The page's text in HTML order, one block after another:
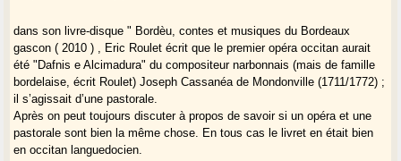
dans son livre-disque " Bordèu, contes et musiques du Bordeaux
gascon ( 2010 ) , Eric Roulet écrit que le premier opéra occitan aurait
été "Dafnis e Alcimadura" du compositeur narbonnais (mais de famille
bordelaise, écrit Roulet) Joseph Cassanéa de Mondonville (1711/1772) ;
il s’agissait d’une pastorale.
Après on peut toujours discuter à propos de savoir si un opéra et une
pastorale sont bien la même chose. En tous cas le livret en était bien
en occitan languedocien.